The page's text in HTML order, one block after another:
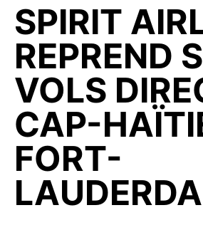
SPIRIT
REPREND
VOLS
CAP-
FORT-